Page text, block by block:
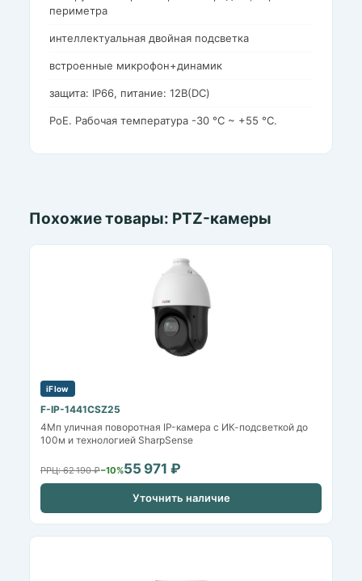
периметра
интеллектуальная двойная подсветка
встроенные микрофон+динамик
защита: IP66, питание: 12В(DC)
PoE. Рабочая температура -30 °C ~ +55 °C.
Похожие товары: PTZ-камеры
iFlow
F-IP-1441CSZ25
4Мп уличная поворотная IP-камера с ИК-подсветкой до
100м и технологией SharpSense
РРЦ: 62 190 ₽−10%55 971 ₽
Уточнить наличие